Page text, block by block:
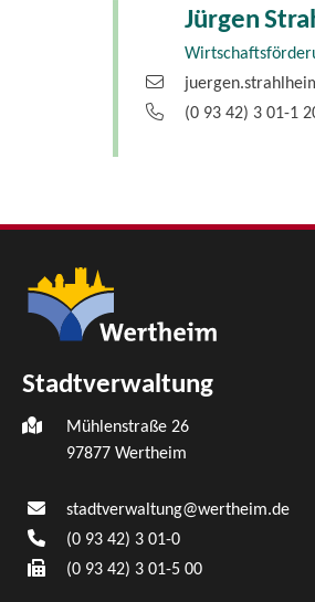
Jürgen
(0 93 42) 3 01-1
Stadtverwaltung
Mühlenstraße 26
97877 Wertheim
stadtverwaltung@wertheim.de
(0 93 42) 3 01-0
(0 93 42) 3 01-5 00